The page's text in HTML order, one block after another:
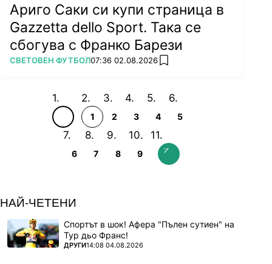
Ариго Саки си купи страница в
Gazzetta dello Sport. Така се
сбогува с Франко Барези
ПОВЕЧЕ ОТ
СВЕТОВЕН ФУТБОЛ07:36 02.08.2026 add favorites
1 2 3 4 5
6 7 8 9
НАЙ-ЧЕТЕНИ
Спортът в шок! Афера "Пълен сутиен" на
Тур дьо Франс!
ПОВЕЧЕ ОТ
ДРУГИ14:08 04.08.2026